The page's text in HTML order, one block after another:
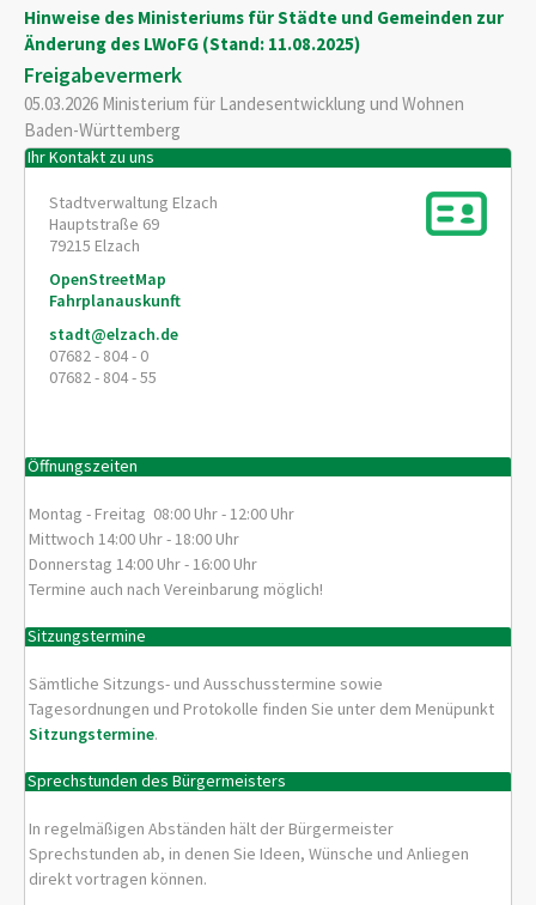
Hinweise des Ministeriums für Städte und Gemeinden zur
Änderung des LWoFG (Stand: 11.08.2025)
Freigabevermerk
05.03.2026 Ministerium für Landesentwicklung und Wohnen
Baden-Württemberg
Ihr Kontakt zu uns
Stadtverwaltung Elzach
Hauptstraße 69
79215 Elzach
OpenStreetMap
Fahrplanauskunft
stadt@elzach.de
07682 - 804 - 0
07682 - 804 - 55
Öffnungszeiten
Montag - Freitag 08:00 Uhr - 12:00 Uhr
Mittwoch 14:00 Uhr - 18:00 Uhr
Donnerstag 14:00 Uhr - 16:00 Uhr
Termine auch nach Vereinbarung möglich!
Sitzungstermine
Sämtliche Sitzungs- und Ausschusstermine sowie
Tagesordnungen und Protokolle finden Sie unter dem Menüpunkt
Sitzungstermine.
Sprechstunden des Bürgermeisters
In regelmäßigen Abständen hält der Bürgermeister
Sprechstunden ab, in denen Sie Ideen, Wünsche und Anliegen
direkt vortragen können.